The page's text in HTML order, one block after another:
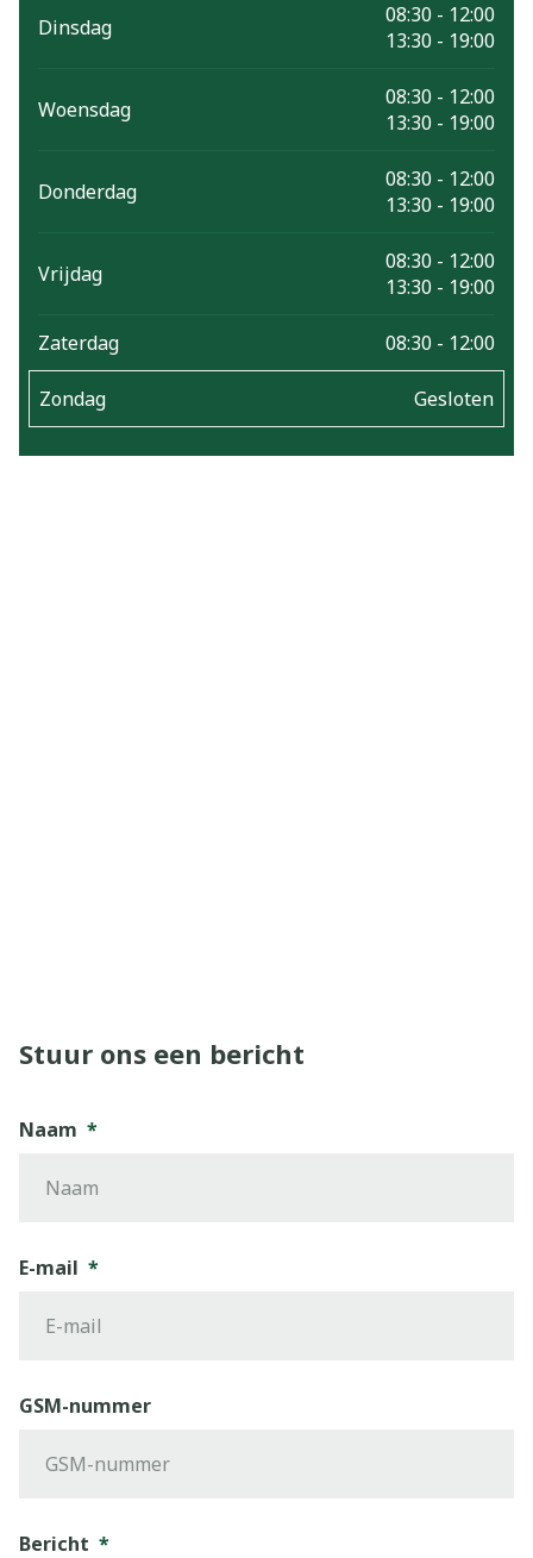
Dinsdag
08:30 - 12:00
13:30 - 19:00
Woensdag
08:30 - 12:00
13:30 - 19:00
Donderdag
08:30 - 12:00
13:30 - 19:00
Vrijdag
08:30 - 12:00
13:30 - 19:00
Zaterdag 08:30 - 12:00
Zondag Gesloten
Stuur ons een bericht
Naam
E-mail
GSM-nummer
Bericht